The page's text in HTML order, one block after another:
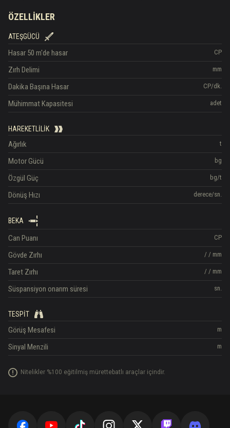
ÖZELLIKLER
ATEŞGÜCÜ
CP
Hasar 50 m'de hasar
mm
Zırh Delimi
CP/dk.
Dakika Başına Hasar
adet
Mühimmat Kapasitesi
HAREKETLILIK
t
Ağırlık
bg
Motor Gücü
bg/t
Özgül Güç
derece/sn.
Dönüş Hızı
BEKA
CP
Can Puanı
/ / mm
Gövde Zırhı
/ / mm
Taret Zırhı
sn.
Süspansiyon onarım süresi
TESPIT
m
Görüş Mesafesi
m
Sinyal Menzili
Nitelikler %100 eğitilmiş mürettebatlı araçlar içindir.